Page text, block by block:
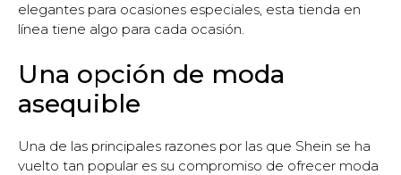
elegantes para ocasiones especiales, esta tienda en
línea tiene algo para cada ocasión.
Una opción de moda
asequible
Una de las principales razones por las que Shein se ha
vuelto tan popular es su compromiso de ofrecer moda